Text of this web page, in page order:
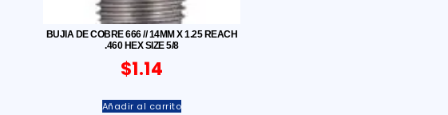
BUJIA DE COBRE 666 // 14MM X 1.25 REACH
.460 HEX SIZE 5/8
$1.14
Añadir al carrito